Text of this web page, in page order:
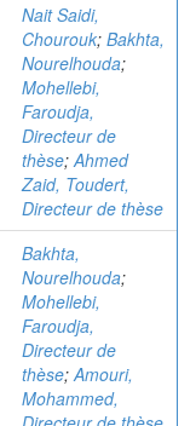
Nait Saidi,
Chourouk; Bakhta,
Nourelhouda;
Mohellebi,
Faroudja,
Directeur de
thèse;Ahmed
Zaid, Toudert,
Directeur de thèse
Bakhta,
Nourelhouda;
Mohellebi,
Faroudja,
Directeur de
thèse;Amouri,
Mohammed,